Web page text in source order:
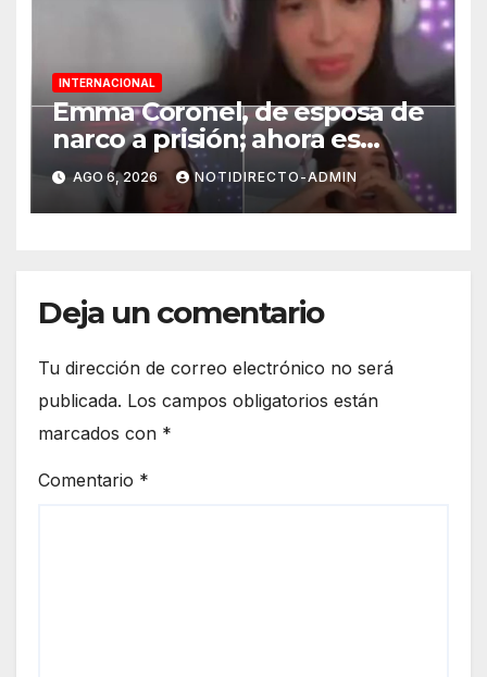
INTERNACIONAL
Emma Coronel, de esposa de
narco a prisión; ahora es
tiktoker
AGO 6, 2026 NOTIDIRECTO-ADMIN
Deja un comentario
Tu dirección de correo electrónico no será
publicada. Los campos obligatorios están
marcados con *
Comentario *